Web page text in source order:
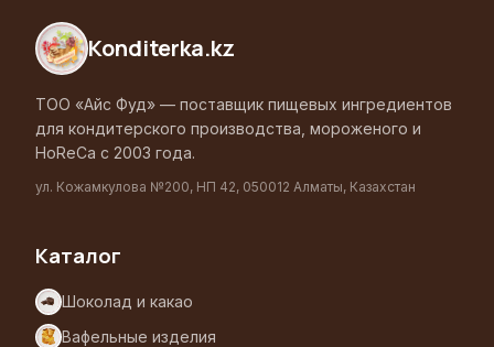
Konditerka.kz
ТОО «Айс Фуд» — поставщик пищевых ингредиентов
для кондитерского производства, мороженого и
HoReCa с 2003 года.
ул. Кожамкулова №200, НП 42, 050012 Алматы, Казахстан
Каталог
Шоколад и какао
Вафельные изделия